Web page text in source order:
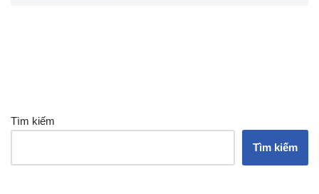
Tìm kiếm
Tìm kiếm